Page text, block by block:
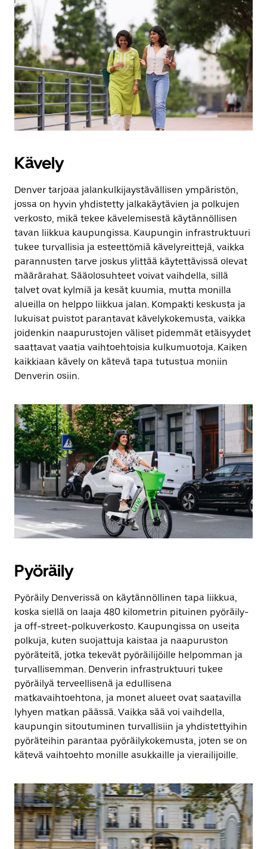
Kävely
Denver tarjoaa jalankulkijaystävällisen ympäristön,
jossa on hyvin yhdistetty jalkakäytävien ja polkujen
verkosto, mikä tekee kävelemisestä käytännöllisen
tavan liikkua kaupungissa. Kaupungin infrastruktuuri
tukee turvallisia ja esteettömiä kävelyreittejä, vaikka
parannusten tarve joskus ylittää käytettävissä olevat
määrärahat. Sääolosuhteet voivat vaihdella, sillä
talvet ovat kylmiä ja kesät kuumia, mutta monilla
alueilla on helppo liikkua jalan. Kompakti keskusta ja
lukuisat puistot parantavat kävelykokemusta, vaikka
joidenkin naapurustojen väliset pidemmät etäisyydet
saattavat vaatia vaihtoehtoisia kulkumuotoja. Kaiken
kaikkiaan kävely on kätevä tapa tutustua moniin
Denverin osiin.
Pyöräily
Pyöräily Denverissä on käytännöllinen tapa liikkua,
koska siellä on laaja 480 kilometrin pituinen pyöräily-
ja off-street-polkuverkosto. Kaupungissa on useita
polkuja, kuten suojattuja kaistaa ja naapuruston
pyöräteitä, jotka tekevät pyöräilijöille helpomman ja
turvallisemman. Denverin infrastruktuuri tukee
pyöräilyä terveellisenä ja edullisena
matkavaihtoehtona, ja monet alueet ovat saatavilla
lyhyen matkan päässä. Vaikka sää voi vaihdella,
kaupungin sitoutuminen turvallisiin ja yhdistettyihin
pyöräteihin parantaa pyöräilykokemusta, joten se on
kätevä vaihtoehto monille asukkaille ja vierailijoille.